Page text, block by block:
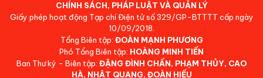
CHÍNH SÁCH, PHÁP LUẬT VÀ QUẢN LÝ
Giấy phép hoạt động Tạp chí Điện tử số 329/GP-BTTTT cấp ngày
10/09/2018.
Tổng Biên tập: ĐOÀN MẠNH PHƯƠNG
Phó Tổng Biên tập: HOÀNG MINH TIẾN
Ban Thư ký - Biên tập: ĐẶNG ĐÌNH CHẤN, PHẠM THỦY, CAO
HÀ, NHẬT QUANG, ĐOÀN HIẾU